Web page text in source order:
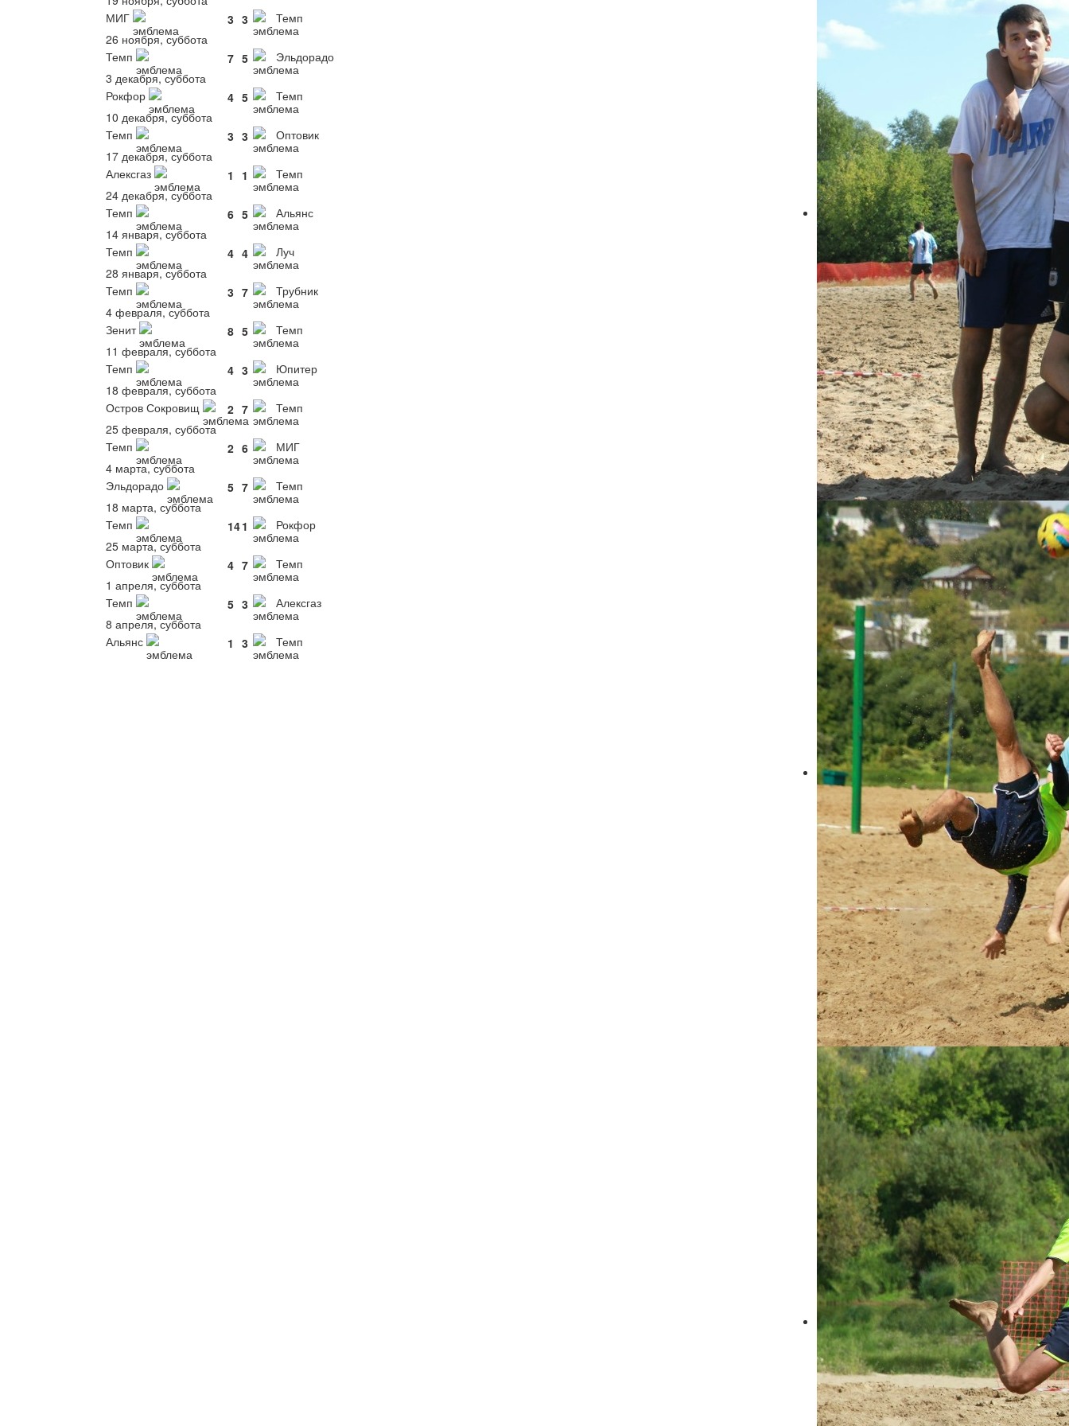
МИГ
3 3
Темп
26 ноября, суббота
Темп
7 5
Эльдорадо
3 декабря, суббота
Рокфор
4 5
Темп
10 декабря, суббота
Темп
3 3
Оптовик
17 декабря, суббота
Алексгаз
1 1
Темп
24 декабря, суббота
Темп
6 5
Альянс
14 января, суббота
Темп
4 4
Луч
28 января, суббота
Темп
3 7
Трубник
4 февраля, суббота
Зенит
8 5
Темп
11 февраля, суббота
Темп
4 3
Юпитер
18 февраля, суббота
Остров Сокровищ
2 7
Темп
25 февраля, суббота
Темп
2 6
МИГ
4 марта, суббота
Эльдорадо
5 7
Темп
18 марта, суббота
Темп
141
Рокфор
25 марта, суббота
Оптовик
4 7
Темп
1 апреля, суббота
Темп
5 3
Алексгаз
8 апреля, суббота
Альянс
1 3 Темп